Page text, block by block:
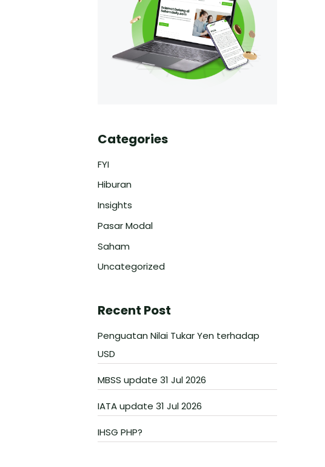
Categories
FYI
Hiburan
Insights
Pasar Modal
Saham
Uncategorized
Recent Post
Penguatan Nilai Tukar Yen terhadap
USD
MBSS update 31 Jul 2026
IATA update 31 Jul 2026
IHSG PHP?